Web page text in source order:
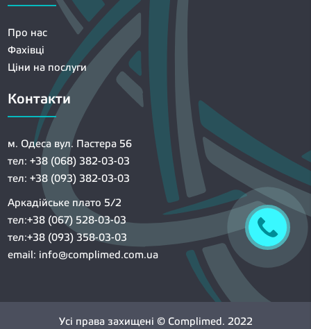
Про нас
Фахівці
Ціни на послуги
Контакти
м. Одеса вул. Пастера 56
тел: +38 (068) 382-03-03
тел: +38 (093) 382-03-03
Аркадійське плато 5/2
тел:+38 (067) 528-03-03
тел:+38 (093) 358-03-03
email: info@complimed.com.ua
Усі права захищені © Complimed. 2022